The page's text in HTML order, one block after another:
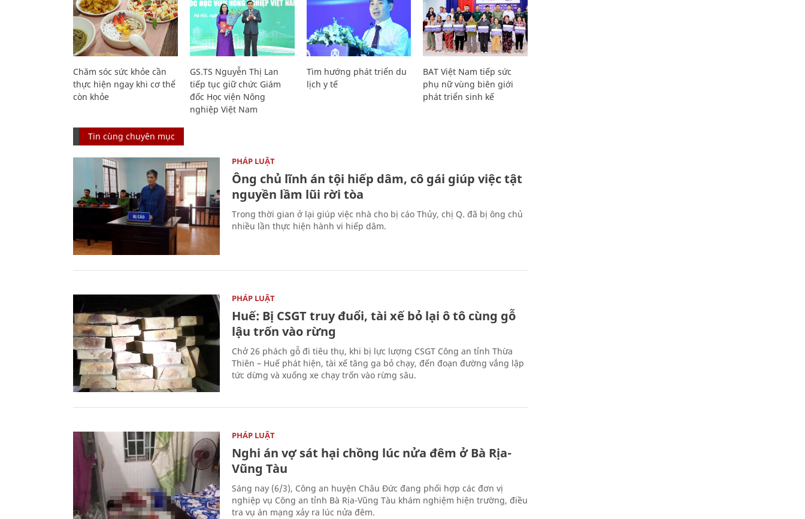
Chăm sóc sức khỏe cần
thực hiện ngay khi cơ thể
còn khỏe
GS.TS Nguyễn Thị Lan
tiếp tục giữ chức Giám
đốc Học viện Nông
nghiệp Việt Nam
Tìm hướng phát triển du
lịch y tế
BAT Việt Nam tiếp sức
phụ nữ vùng biên giới
phát triển sinh kế
Tin cùng chuyên mục
PHÁP LUẬT
Ông chủ lĩnh án tội hiếp dâm, cô gái giúp việc tật
nguyền lầm lũi rời tòa
Trong thời gian ở lại giúp việc nhà cho bị cáo Thủy, chị Q. đã bị ông chủ
nhiều lần thực hiện hành vi hiếp dâm.
PHÁP LUẬT
Huế: Bị CSGT truy đuổi, tài xế bỏ lại ô tô cùng gỗ
lậu trốn vào rừng
Chở 26 phách gỗ đi tiêu thụ, khi bị lực lượng CSGT Công an tỉnh Thừa
Thiên – Huế phát hiện, tài xế tăng ga bỏ chạy, đến đoạn đường vắng lập
tức dừng và xuống xe chạy trốn vào rừng sâu.
PHÁP LUẬT
Nghi án vợ sát hại chồng lúc nửa đêm ở Bà Rịa-
Vũng Tàu
Sáng nay (6/3), Công an huyện Châu Đức đang phối hợp các đơn vị
nghiệp vụ Công an tỉnh Bà Rịa-Vũng Tàu khám nghiệm hiện trường, điều
tra vụ án mạng xảy ra lúc nửa đêm.